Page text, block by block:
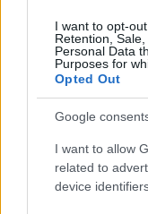
I want to opt-
Retention,
Personal Data
Purposes for
Opted Out
Google
I want to allow
related to
device